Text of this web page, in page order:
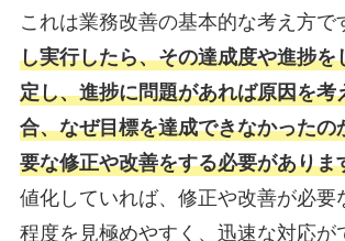
これは業務改善の基本的な考え方で
し実行したら、その達成度や進捗を
定し、進捗に問題があれば原因を考
合、なぜ目標を達成できなかったの
要な修正や改善をする必要がありま
値化していれば、修正や改善が必要
程度を見極めやすく、迅速な対応が